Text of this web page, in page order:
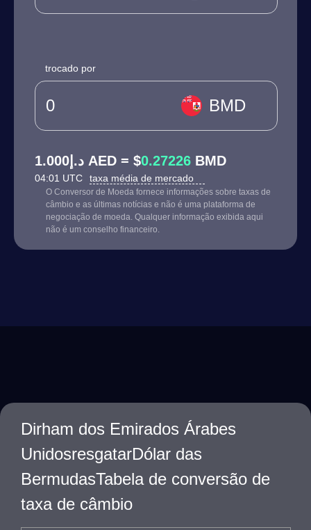
trocado por
BMD
د.إ1.000 AED = $0.27226 BMD
04:01 UTC taxa média de mercado
O Conversor de Moeda fornece informações sobre taxas de
câmbio e as últimas notícias e não é uma plataforma de
negociação de moeda. Qualquer informação exibida aqui
não é um conselho financeiro.
Dirham dos Emirados Árabes
UnidosresgatarDólar das
BermudasTabela de conversão de
taxa de câmbio